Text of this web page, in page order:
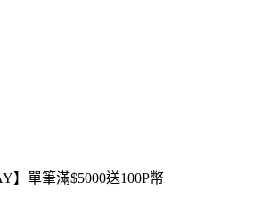
】單筆滿$5000送100P幣